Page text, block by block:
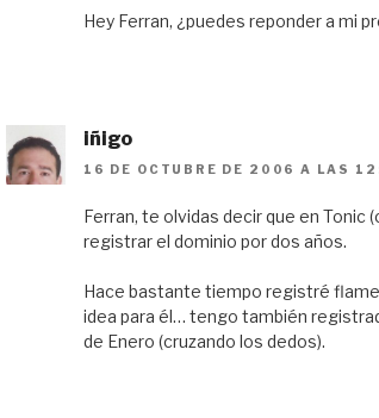
Hey Ferran, ¿puedes reponder a mi
iñigo
16 DE OCTUBRE DE 2006 A LAS
Ferran, te olvidas decir que en
registrar el dominio por dos años.
Hace bastante tiempo registré
idea para él… tengo también
de Enero (cruzando los dedos).